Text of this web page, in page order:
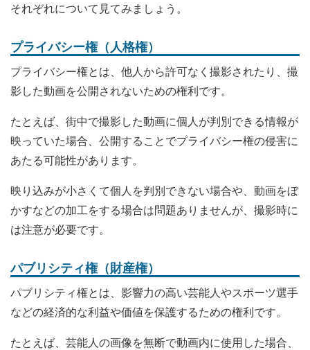
それぞれについて見てみましょう。
プライバシー権（人格権）
プライバシー権とは、他人から許可なく撮影されたり、撮
影した動画を公開されないための権利です。
たとえば、街中で撮影した動画に個人が判別できる情報が
映っていた場合、公開することでプライバシー権の侵害に
あたる可能性があります。
映り込みが小さくて個人を判別できない場合や、動画をぼ
かすなどの加工をする場合は問題ありませんが、撮影時に
は注意が必要です。
パブリシティ権（財産権）
パブリシティ権とは、影響力の高い芸能人やスポーツ選手
などの経済的な利益や価値を保護するための権利です。
たとえば、芸能人の画像を無断で動画内に使用した場合、